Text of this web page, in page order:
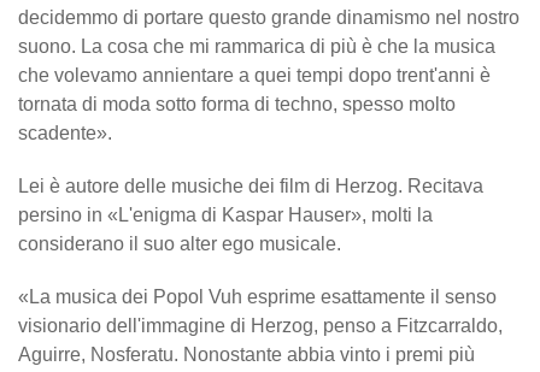
decidemmo di portare questo grande dinamismo nel nostro
suono. La cosa che mi rammarica di più è che la musica
che volevamo annientare a quei tempi dopo trent'anni è
tornata di moda sotto forma di techno, spesso molto
scadente».
Lei è autore delle musiche dei film di Herzog. Recitava
persino in «L'enigma di Kaspar Hauser», molti la
considerano il suo alter ego musicale.
«La musica dei Popol Vuh esprime esattamente il senso
visionario dell'immagine di Herzog, penso a Fitzcarraldo,
Aguirre, Nosferatu. Nonostante abbia vinto i premi più